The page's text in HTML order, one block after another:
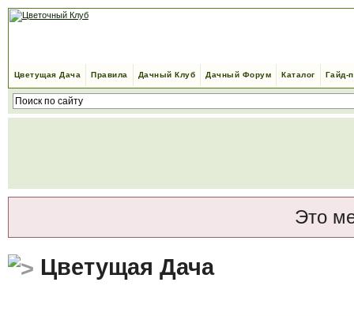
Цветущая Дача Правила Дачный Клуб Дачный Форум Каталог Гайд-
Это
Цветущая Дача